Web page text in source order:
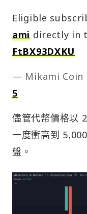
Eligible
ami directly in
FtBX93DXKU
— Mikami Coin
5
儘管代幣價格以
一度衝高到
盤。